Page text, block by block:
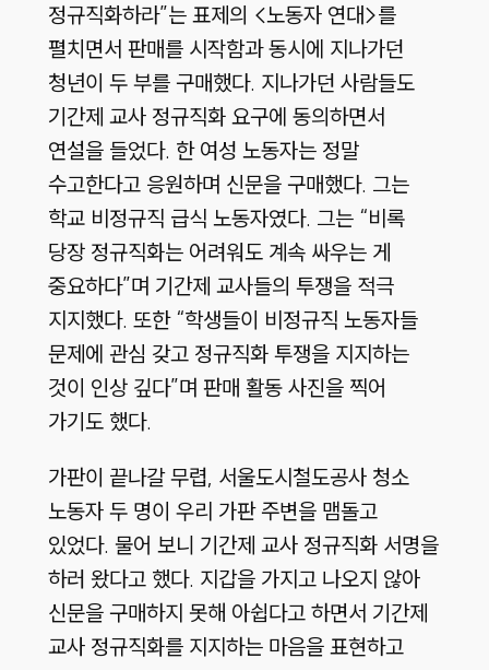
정규직화하라”는 표제의 <노동자 연대>를
펼치면서 판매를 시작함과 동시에 지나가던
청년이 두 부를 구매했다. 지나가던 사람들도
기간제 교사 정규직화 요구에 동의하면서
연설을 들었다. 한 여성 노동자는 정말
수고한다고 응원하며 신문을 구매했다. 그는
학교 비정규직 급식 노동자였다. 그는 “비록
당장 정규직화는 어려워도 계속 싸우는 게
중요하다”며 기간제 교사들의 투쟁을 적극
지지했다. 또한 “학생들이 비정규직 노동자들
문제에 관심 갖고 정규직화 투쟁을 지지하는
것이 인상 깊다”며 판매 활동 사진을 찍어
가기도 했다.
가판이 끝나갈 무렵, 서울도시철도공사 청소
노동자 두 명이 우리 가판 주변을 맴돌고
있었다. 물어 보니 기간제 교사 정규직화 서명을
하러 왔다고 했다. 지갑을 가지고 나오지 않아
신문을 구매하지 못해 아쉽다고 하면서 기간제
교사 정규직화를 지지하는 마음을 표현하고